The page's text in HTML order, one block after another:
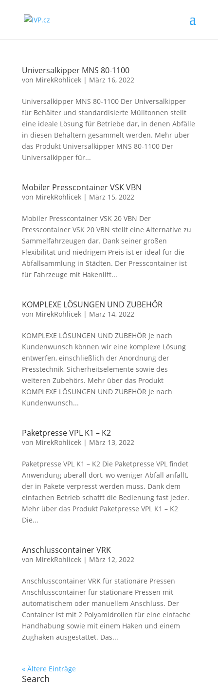
Universalkipper MNS 80-1100
von MirekRohlicek| März 16, 2022
Universalkipper MNS 80-1100 Der Universalkipper
für Behälter und standardisierte Mülltonnen stellt
eine ideale Lösung für Betriebe dar, in denen Abfälle
in diesen Behältern gesammelt werden. Mehr über
das Produkt Universalkipper MNS 80-1100 Der
Universalkipper für...
Mobiler Presscontainer VSK VBN
von MirekRohlicek| März 15, 2022
Mobiler Presscontainer VSK 20 VBN Der
Presscontainer VSK 20 VBN stellt eine Alternative zu
Sammelfahrzeugen dar. Dank seiner großen
Flexibilität und niedrigem Preis ist er ideal für die
Abfallsammlung in Städten. Der Presscontainer ist
für Fahrzeuge mit Hakenlift...
KOMPLEXE LÖSUNGEN UND ZUBEHÖR
von MirekRohlicek| März 14, 2022
KOMPLEXE LÖSUNGEN UND ZUBEHÖR Je nach
Kundenwunsch können wir eine komplexe Lösung
entwerfen, einschließlich der Anordnung der
Presstechnik, Sicherheitselemente sowie des
weiteren Zubehörs. Mehr über das Produkt
KOMPLEXE LÖSUNGEN UND ZUBEHÖR Je nach
Kundenwunsch...
Paketpresse VPL K1 – K2
von MirekRohlicek| März 13, 2022
Paketpresse VPL K1 – K2 Die Paketpresse VPL findet
Anwendung überall dort, wo weniger Abfall anfällt,
der in Pakete verpresst werden muss. Dank dem
einfachen Betrieb schafft die Bedienung fast jeder.
Mehr über das Produkt Paketpresse VPL K1 – K2
Die...
Anschlusscontainer VRK
von MirekRohlicek| März 12, 2022
Anschlusscontainer VRK für stationäre Pressen
Anschlusscontainer für stationäre Pressen mit
automatischem oder manuellem Anschluss. Der
Container ist mit 2 Polyamidrollen für eine einfache
Handhabung sowie mit einem Haken und einem
Zughaken ausgestattet. Das...
« Ältere Einträge
Search